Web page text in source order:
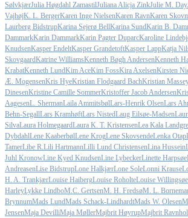
SølvkjærJulia Høgdahl ZamastilJuliana Alicja ZinkJulie M. Day
VajhøjK. L. BergerKaren Inge NielsenKaren RavnKaren
Laurberg BidstrupKarina Sejerø BellKarina SundKarin B.
DammarkKarin DammarkKarin Pagter DuparcKaroline
KnudsenKasper EndeltKasper GrandetoftKasper LappKatja
SkovgaardKatrine WilliamsKenneth Bøgh AndersenKenneth
KrabatKenneth LundKim AceKim FossKira AxelsenKirsten
Æ. MogensenKris HyeKristian Flodgaard BachKristian
DinesenKristine Camille SommerKristoffer Jacob Andersen
AagesenL. ShermanLaila AmmitsbølLars-Henrik OlsenLars
Behn-SegallLars KramhøftLars NistedLaug Eilsøe-Madsen
SilvaLaura HolmegaardLaura K. T. KristensenLea Kala
DybdahlLene KaaberbølLene KrogLene SkovsendeLenka Otap
TamerLibe R.Lili HartmannLilli Lund ChristensenLina Hussein
Juhl KronowLine Kyed KnudsenLine LybeckerLinette Harpsøe
AndreasenLise BidstrupLone HalkjærLone SoleLonni Krause
H. A. TrankjærLouise HaibergLouise RoholteLouise Willingsøe
HarleyLykke LindboM.C. GertsenM. H. FredsøM. L.
BrynnumMads LundMads Schack-LindhardtMads W. Olesen
JensenMaja DevilliMaja MøllerMajbrit HøyrupMajbrit